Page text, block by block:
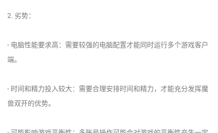
2. 劣势：
- 电脑性能要求高：需要较强的电脑配置才能同时运行多个游戏客户
端。
- 时间和精力投入较大：需要合理安排时间和精力，才能充分发挥魔
兽双开的优势。